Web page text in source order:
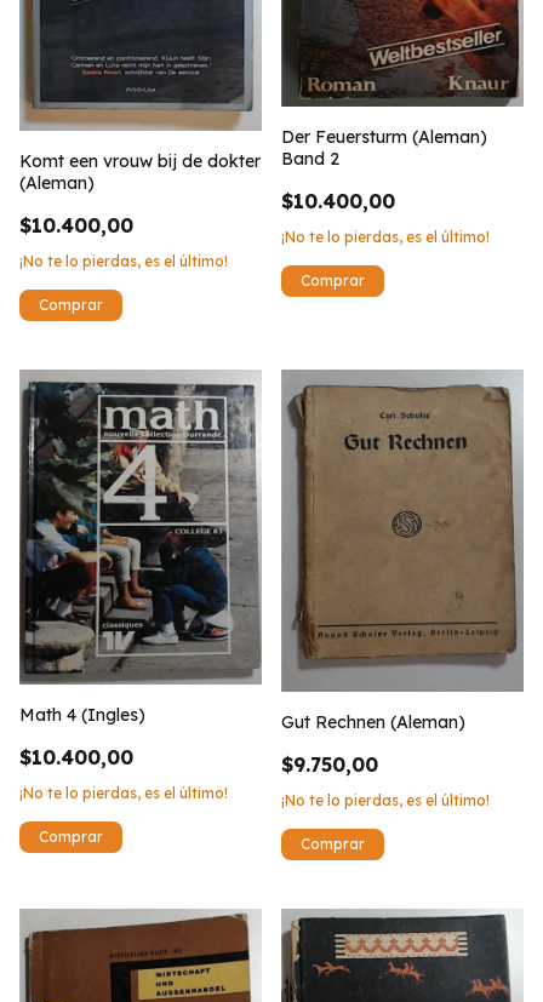
Komt een vrouw bij de dokter
(Aleman)
$10.400,00
¡No te lo pierdas, es el último!
Der Feuersturm (Aleman)
Band 2
$10.400,00
¡No te lo pierdas, es el último!
Math 4 (Ingles)
$10.400,00
¡No te lo pierdas, es el último!
Gut Rechnen (Aleman)
$9.750,00
¡No te lo pierdas, es el último!